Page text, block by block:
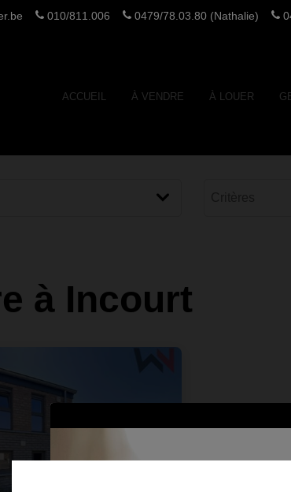
010/811.006 0479/78.03.80 (Nathalie)
ACCUEIL À VENDRE À LOUER
Contact
à Incourt